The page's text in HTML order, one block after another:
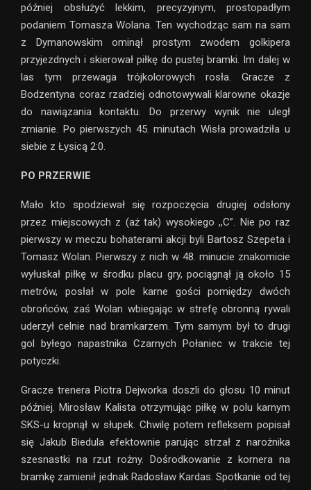
później obsłużyć lekkim, precyzyjnym, prostopadłym
podaniem Tomasza Wolana. Ten wychodząc sam na sam
z Dymanowskim ominął prostym zwodem golkipera
przyjezdnych i skierował piłkę do pustej bramki. Im dalej w
las tym przewaga trójkolorowych rosła. Gracze z
Bodzentyna coraz rzadziej odnotowywali klarowne okazje
do nawiązania kontaktu. Do przerwy wynik nie uległ
zmianie. Po pierwszych 45. minutach Wisła prowadziła u
siebie z Łysicą 2:0.
PO PRZERWIE
Mało kto spodziewał się rozpoczęcia drugiej odsłony
przez miejscowych z (aż tak) wysokiego ,,C”. Nie po raz
pierwszy w meczu bohaterami akcji byli Bartosz Szepeta i
Tomasz Wolan. Pierwszy z nich w 48. minucie znakomicie
wyłuskał piłkę w środku placu gry, pociągnął ją około 15
metrów, posłał w pole karne gości pomiędzy dwóch
obrońców, zaś Wolan wbiegając w strefę obronną rywali
uderzył celnie nad bramkarzem. Tym samym był to drugi
gol byłego napastnika Czarnych Połaniec w trakcie tej
potyczki.
Gracze trenera Piotra Dejworka doszli do głosu 10 minut
później. Mirosław Kalista otrzymując piłkę w polu karnym
SKS-u kropnął w słupek. Chwilę potem refleksem popisał
się Jakub Biedula efektownie parując strzał z narożnika
szesnastki na rzut rożny. Dośrodkowanie z kornera na
bramkę zamienił jednak Radosław Kardas. Spotkanie od tej